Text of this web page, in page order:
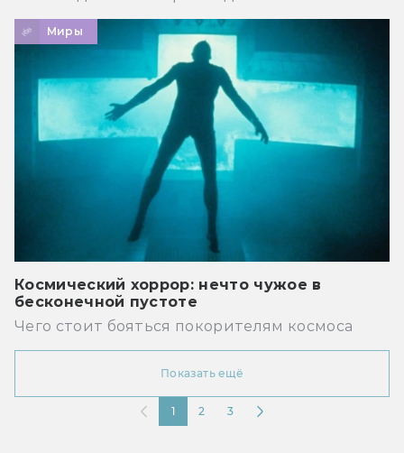
Миры
Космический хоррор: нечто чужое в
бесконечной пустоте
Чего стоит бояться покорителям космоса
Показать ещё
1 2 3